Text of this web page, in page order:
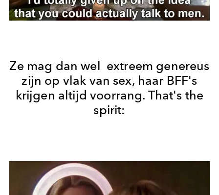
Ze mag dan wel extreem genereus
zijn op vlak van sex, haar BFF's
krijgen altijd voorrang. That's the
spirit: